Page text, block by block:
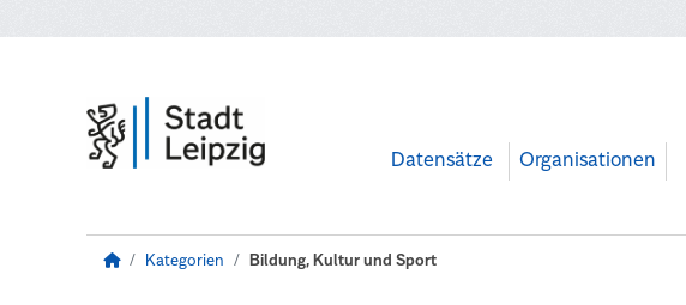
Datensätze Organisationen
Kategorien Bildung, Kultur und Sport